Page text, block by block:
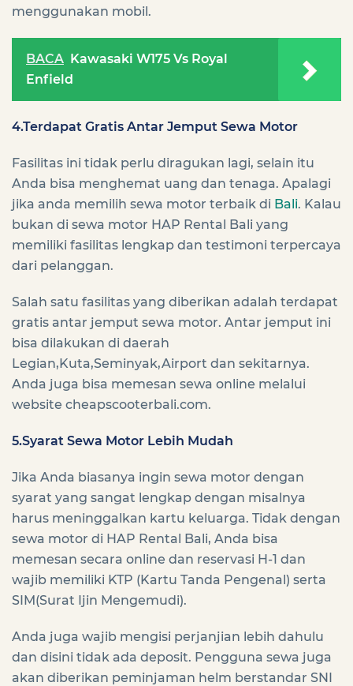
menggunakan mobil.
BACA Kawasaki W175 Vs Royal
Enfield
4.Terdapat Gratis Antar Jemput Sewa Motor
Fasilitas ini tidak perlu diragukan lagi, selain itu
Anda bisa menghemat uang dan tenaga. Apalagi
jika anda memilih sewa motor terbaik di Bali. Kalau
bukan di sewa motor HAP Rental Bali yang
memiliki fasilitas lengkap dan testimoni terpercaya
dari pelanggan.
Salah satu fasilitas yang diberikan adalah terdapat
gratis antar jemput sewa motor. Antar jemput ini
bisa dilakukan di daerah
Legian,Kuta,Seminyak,Airport dan sekitarnya.
Anda juga bisa memesan sewa online melalui
website cheapscooterbali.com.
5.Syarat Sewa Motor Lebih Mudah
Jika Anda biasanya ingin sewa motor dengan
syarat yang sangat lengkap dengan misalnya
harus meninggalkan kartu keluarga. Tidak dengan
sewa motor di HAP Rental Bali, Anda bisa
memesan secara online dan reservasi H-1 dan
wajib memiliki KTP (Kartu Tanda Pengenal) serta
SIM(Surat Ijin Mengemudi).
Anda juga wajib mengisi perjanjian lebih dahulu
dan disini tidak ada deposit. Pengguna sewa juga
akan diberikan peminjaman helm berstandar SNI